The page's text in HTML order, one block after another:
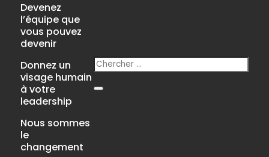
Devenez
l’équipe que
vous pouvez
devenir
Donnez un
visage humain
à votre
leadership
Nous sommes
le
changement